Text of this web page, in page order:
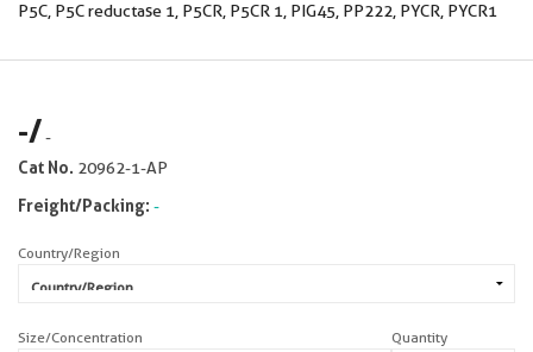
P5C, P5C reductase 1, P5CR, P5CR 1, PIG45, PP222, PYCR, PYCR1
-/-
Cat No. 20962-1-AP
Freight/Packing: -
Country/Region
Size/Concentration Quantity